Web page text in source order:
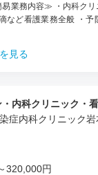
務内容≫ ・内科クリ
など看護業務全般 ・予
見る
内科クリニック・
症内科クリニック
320,000円